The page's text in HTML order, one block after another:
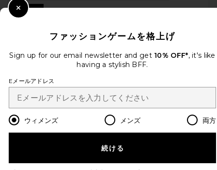
Change Country Regions
ja USD
改善にご協力ください！
カスタマーサービス
ファッションゲームを格上げ
Sign up for our email newsletter and get 10% OFF*, it's like
having a stylish BFF.
Eメールアドレス
ウィメンズ メンズ 両方
続ける
Close Modal